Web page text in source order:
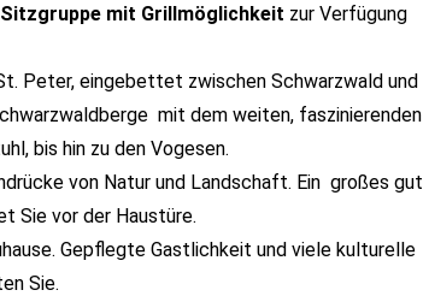
Sitzgruppe mit Grillmöglichkeit zur Verfügung
Peter, eingebettet zwischen Schwarzwald und
mit dem weiten, faszinierenden
bis hin zu den Vogesen.
von Natur und Landschaft. Ein großes gut
Sie vor der Haustüre.
Gepflegte Gastlichkeit und viele kulturelle
Sie.